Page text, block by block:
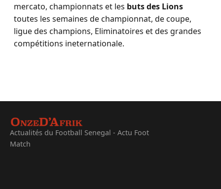
mercato, championnats et les buts des Lions
toutes les semaines de championnat, de coupe,
ligue des champions, Eliminatoires et des grandes
compétitions ineternationale.
Actualités du Football Senegal - Actu Foot
Match